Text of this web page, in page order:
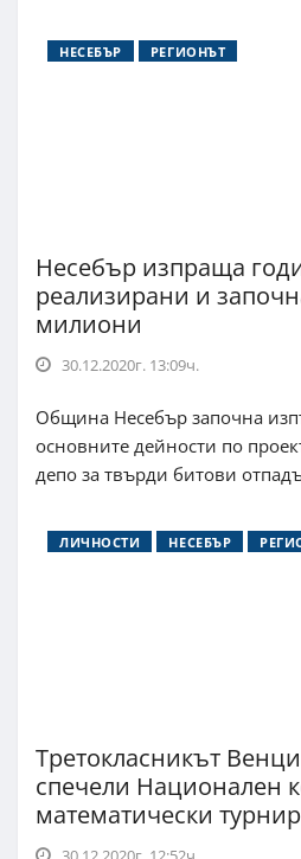
НЕСЕБЪР РЕГИОНЪТ
Несебър изпраща
реализирани и
милиони
30.12.2020г. 13:09ч.
Община Несебър започна
основните дейности по
депо за твърди битови
ЛИЧНОСТИ НЕСЕБЪР
Третокласникът
спечели Национален
математически турнир